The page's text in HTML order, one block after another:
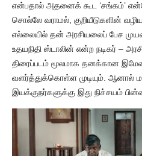
என்பதால் அதனைக் கூட ‘சங்கம்’
சொல்லே வராமல், குறியீடுகளின்
எல்லையில் தன் அரசியலைப் பேச
உதயநிதி ஸ்டாலின் என்ற நடிகர் –
திரைப்படம் மூலமாக தனக்கான இமேஜை,
வளர்த்துக்கொள்ள முடியும். ஆனால்
இயக்குநர்களுக்கு இது நிச்சயம்